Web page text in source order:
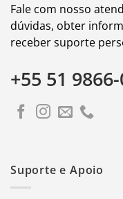
Fale com nosso
dúvidas, obter
receber suporte
+55 51
Suporte e Apoio